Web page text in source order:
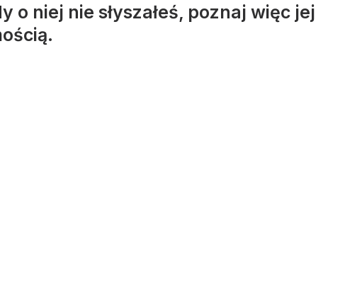
niej nie słyszałeś, poznaj więc jej